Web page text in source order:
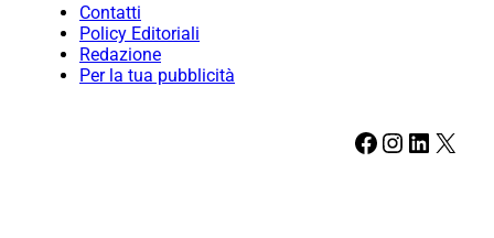
Contatti
Policy Editoriali
Redazione
Per la tua pubblicità
Facebook Instagram LinkedIn X